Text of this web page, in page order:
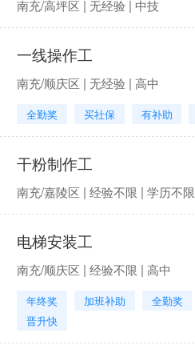
南充/高坪区 | 无经验 | 中技
一线操作工
南充/顺庆区 | 无经验 | 高中
全勤奖 买社保 有补助
干粉制作工
南充/嘉陵区 | 经验不限 | 学历不限
电梯安装工
南充/顺庆区 | 经验不限 | 高中
年终奖 加班补助 全勤奖
晋升快